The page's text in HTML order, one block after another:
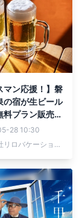
マン応援！】磐
の宿が生ビール
料プラン販売開
6月平日限定
28 10:30
株式会社リロバケーションズ